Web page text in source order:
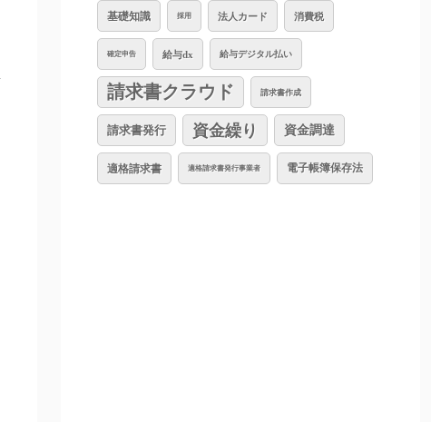
基礎知識 採用 法人カード 消費税
確定申告 給与dx 給与デジタル払い
請求書クラウド 請求書作成
請求書発行 資金繰り 資金調達
適格請求書 適格請求書発行事業者 電子帳簿保存法